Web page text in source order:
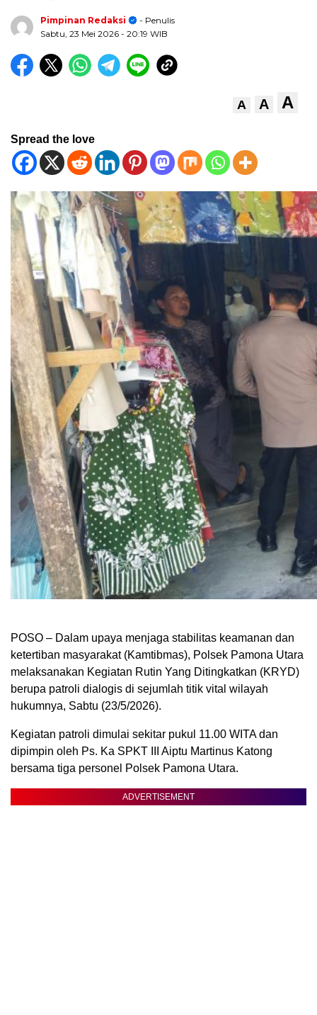
Pimpinan Redaksi
- Penulis
Sabtu, 23 Mei 2026 - 20:19 WIB
A A A
Spread the love
POSO – Dalam upaya menjaga stabilitas keamanan dan
ketertiban masyarakat (Kamtibmas), Polsek Pamona Utara
melaksanakan Kegiatan Rutin Yang Ditingkatkan (KRYD)
berupa patroli dialogis di sejumlah titik vital wilayah
hukumnya, Sabtu (23/5/2026).
Kegiatan patroli dimulai sekitar pukul 11.00 WITA dan
dipimpin oleh Ps. Ka SPKT III Aiptu Martinus Katong
bersama tiga personel Polsek Pamona Utara.
ADVERTISEMENT